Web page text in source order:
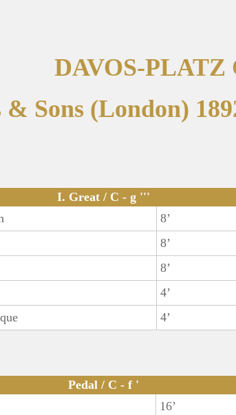
DAVOS-
Sons (London)
I. Great / C - g '''
8’
8’
8’
4’
4’
Pedal / C - f '
16’